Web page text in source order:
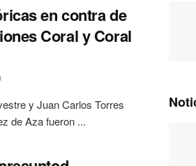
en contra de
Coral y Coral
y Juan Carlos Torres
de Aza fueron ...